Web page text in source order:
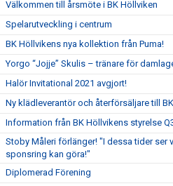
Välkommen till årsmöte i BK Höllviken
Spelarutveckling i centrum
BK Höllvikens nya kollektion från Puma!
Yorgo “Jojje” Skulis – tränare för
Halör Invitational 2021 avgjort!
Ny klädleverantör och återförsäljare till
Information från BK Höllvikens styrelse
Stoby Måleri förlänger! "I dessa tider ser
sponsring kan göra!"
Diplomerad Förening